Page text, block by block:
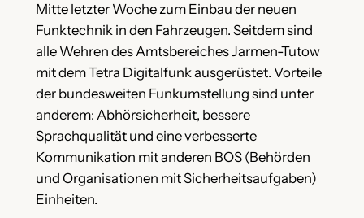
Mitte letzter Woche zum Einbau der neuen
Funktechnik in den Fahrzeugen. Seitdem sind
alle Wehren des Amtsbereiches Jarmen-Tutow
mit dem Tetra Digitalfunk ausgerüstet. Vorteile
der bundesweiten Funkumstellung sind unter
anderem: Abhörsicherheit, bessere
Sprachqualität und eine verbesserte
Kommunikation mit anderen BOS (Behörden
und Organisationen mit Sicherheitsaufgaben)
Einheiten.